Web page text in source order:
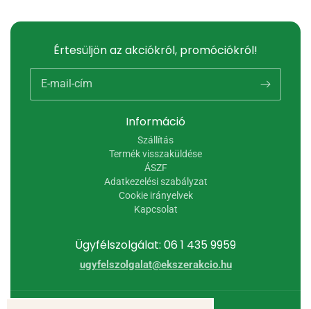
Ügyfélszolgálat: 06 1 435 9959
ugyfelszolgalat@ekszerakcio.hu
Információ
Szállítás
Termék visszaküldése
ÁSZF
Adatkezelési szabályzat
Cookie irányelvek
Kapcsolat
Értesüljön az akciókról, promóciókról!
E-mail-cím